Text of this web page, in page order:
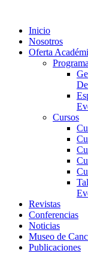
contenido
Inicio
Nosotros
Oferta
Cursos
Revistas
Conferencias
Noticias
Museo de
Publicaciones